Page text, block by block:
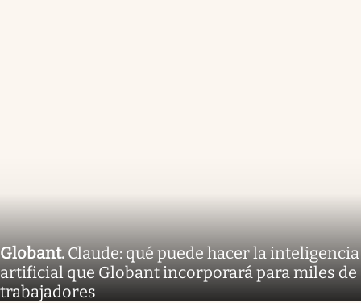
Globant.Claude: qué puede hacer la inteligencia
artificial que Globant incorporará para miles de
trabajadores